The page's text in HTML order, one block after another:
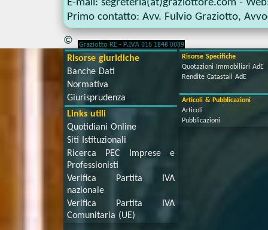
E-mail: segreteria(at)graziottore.com -
Primo contatto: Avv. Fulvio Graziotto,
©
Risorse giuridiche
Banche Dati
Normativa
Giurisprudenza
Links utili
Quotidiani Online
Siti Istituzionali
Ricerca PEC Imprese e
Professionisti
Verifica Partita IVA
nazionale
Verifica Partita IVA
Comunitaria (UE)
Risorse Specifiche
Quotazioni Immobiliari AdE
Rendite Catastali AdE
Articoli & Pubblicazioni
Articoli
Pubblicazioni